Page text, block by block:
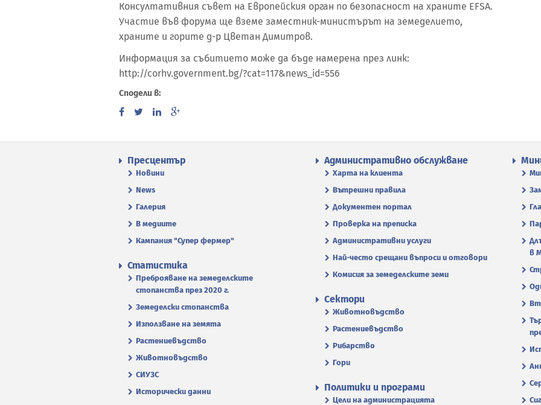
Консултативния съвет на Европейския орган по безопасност на храните EFSA.
Участие във форума ще вземе заместник-министърът на земеделието,
храните и горите д-р Цветан Димитров.
Информация за събитието може да бъде намерена през линк:
http://corhv.government.bg/?cat=117&news_id=556
Сподели в:
Пресцентър
Новини
News
Галерия
В медиите
Кампания "Супер фермер"
Административно обслужване
Харта на клиента
Вътрешни правила
Документен портал
Проверка на преписка
Административни услуги
Най-често срещани въпроси и отговори
Комисия за земеделските земи
в
Статистика
Преброяване на земеделските
стопанства през 2020 г.
Земеделски стопанства
Използване на земята
Растениевъдство
Животновъдство
СИУЗС
Исторически данни
Сектори
Животновъдство
Растениевъдство
Рибарство
Гори
Политики и програми
Цели на администрацията